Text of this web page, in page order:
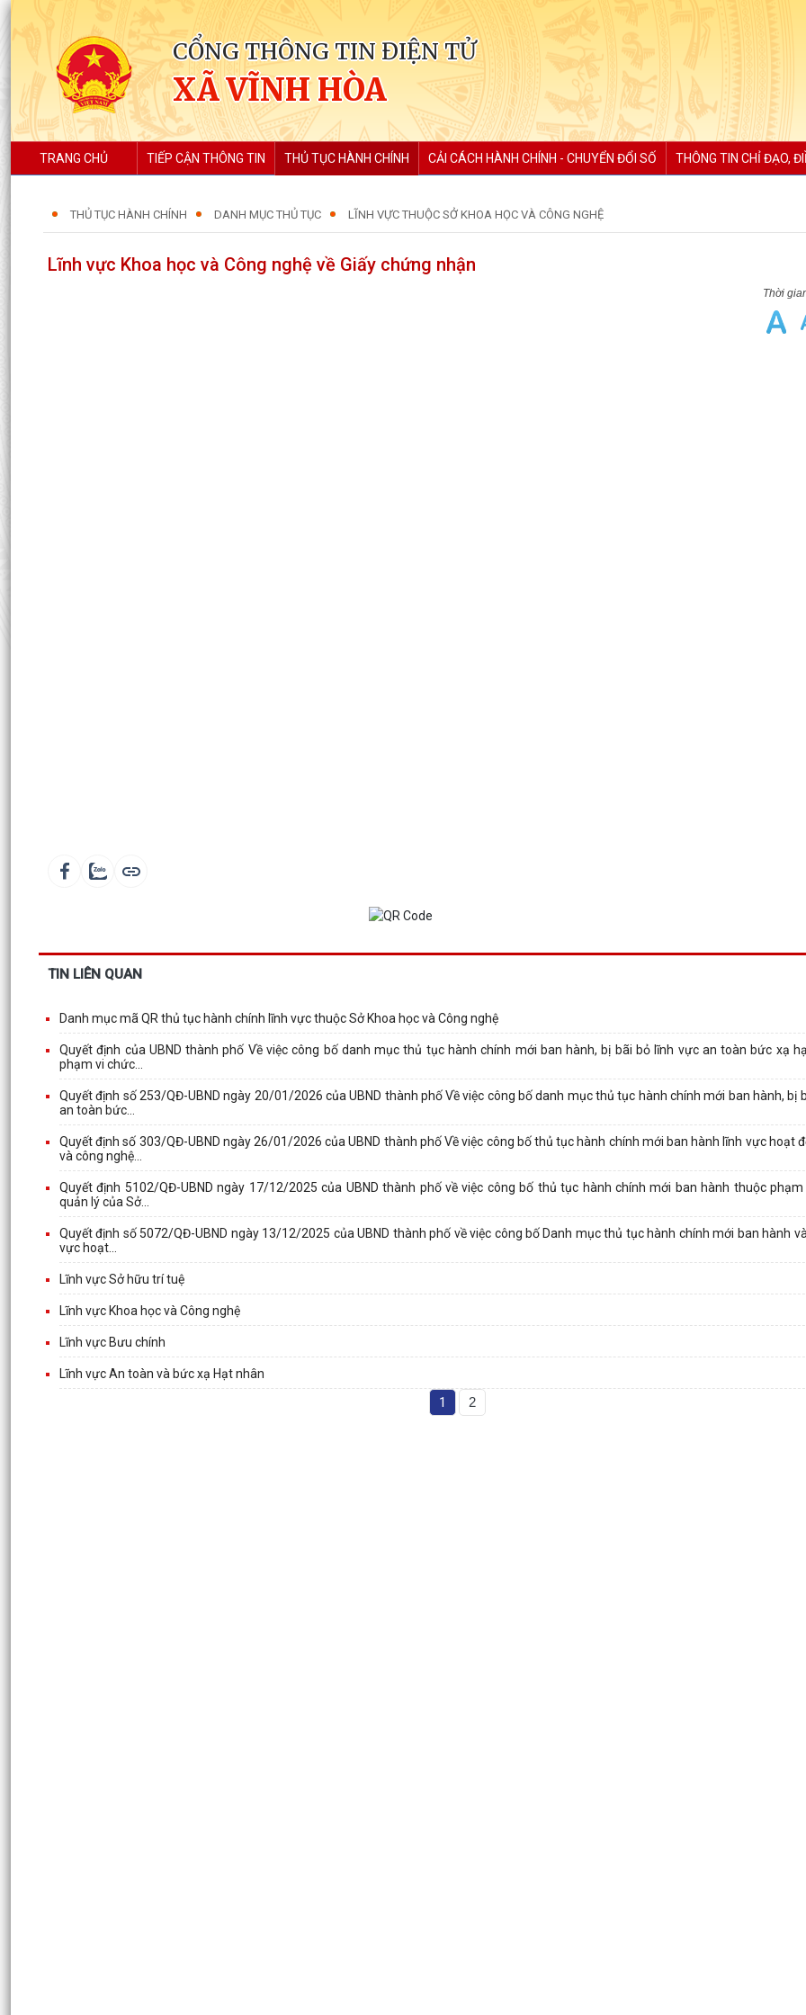
CỔNG THÔNG TIN ĐIỆN TỬ
XÃ VĨNH HÒA
TRANG CHỦ TIẾP CẬN THÔNG TIN THỦ TỤC HÀNH CHÍNH CẢI CÁCH HÀNH CHÍNH - CHUYỂN ĐỔI SỐ THÔNG TIN CHỈ ĐẠO,
THỦ TỤC HÀNH CHÍNH DANH MỤC THỦ TỤC LĨNH VỰC THUỘC SỞ KHOA HỌC VÀ CÔNG NGHỆ
Lĩnh vực Khoa học và Công nghệ về Giấy chứng nhận
TIN LIÊN QUAN
Danh mục mã QR thủ tục hành chính lĩnh vực thuộc Sở Khoa học và Công nghệ
Quyết định của UBND thành phố Về việc công bố danh mục thủ tục hành chính mới ban hành, bị bãi bỏ lĩnh vực an toàn bức xạ
phạm vi chức...
Quyết định số 253/QĐ-UBND ngày 20/01/2026 của UBND thành phố Về việc công bố danh mục thủ tục hành chính mới ban hành, bị
an toàn bức...
Quyết định số 303/QĐ-UBND ngày 26/01/2026 của UBND thành phố Về việc công bố thủ tục hành chính mới ban hành lĩnh vực hoạt
và công nghệ...
Quyết định 5102/QĐ-UBND ngày 17/12/2025 của UBND thành phố về việc công bố thủ tục hành chính mới ban hành thuộc
quản lý của Sở...
Quyết định số 5072/QĐ-UBND ngày 13/12/2025 của UBND thành phố về việc công bố Danh mục thủ tục hành chính mới ban hành
vực hoạt...
Lĩnh vực Sở hữu trí tuệ
Lĩnh vực Khoa học và Công nghệ
Lĩnh vực Bưu chính
Lĩnh vực An toàn và bức xạ Hạt nhân
1 2